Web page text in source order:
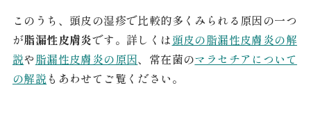
このうち、頭皮の湿疹で比較的多くみられる原因の一つ
が脂漏性皮膚炎です。詳しくは頭皮の脂漏性皮膚炎の解
説や脂漏性皮膚炎の原因、常在菌のマラセチアについて
の解説 もあわせてご覧ください。